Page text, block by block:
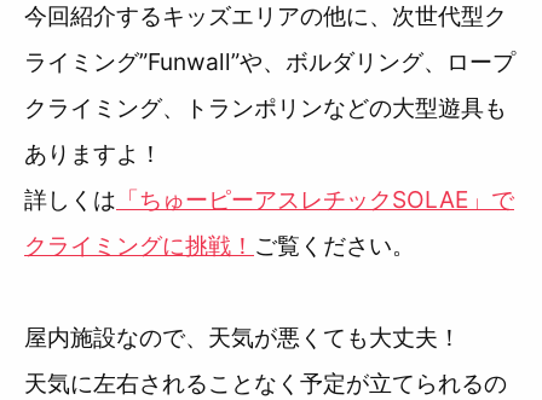
今回紹介するキッズエリアの他に、次世代型ク
ライミング”Funwall”や、ボルダリング、ロープ
クライミング、トランポリンなどの大型遊具も
ありますよ！
詳しくは 「ちゅーピーアスレチックSOLAE」で
クライミングに挑戦！ ご覧ください。
屋内施設なので、天気が悪くても大丈夫！
天気に左右されることなく予定が立てられるの